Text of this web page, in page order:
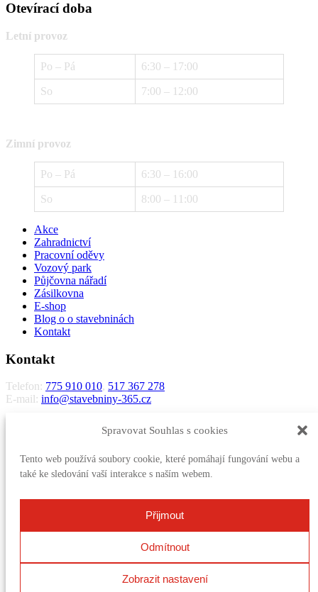
Spravovat Souhlas s cookies
Tento web používá soubory cookie, které pomáhají fungování webu a
také ke sledování vaší interakce s naším webem.
Přijmout
Odmítnout
Zobrazit nastavení
Otevírací doba
Letní provoz
Po – Pá 6:30 – 17:00
So 7:00 – 12:00
Zimní provoz
Po – Pá 6:30 – 16:00
So 8:00 – 11:00
Akce
Zahradnictví
Pracovní oděvy
Vozový park
Půjčovna nářadí
Zásilkovna
E-shop
Blog o o stavebninách
Kontakt
Kontakt
Telefon: 775 910 010, 517 367 278
E-mail: info@stavebniny-365.cz
IČO:28326652
Zapsaná v obchodním rejstříku vedeném Krajským soudem v Brně,